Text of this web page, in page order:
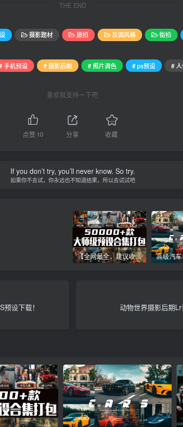
THE END
摄影题材 旅拍 灰调风格 街拍
手机预设 # 摄影后期 # 照片调色 # ps预设 #
喜欢就支持一下吧
点赞 10 分享 收藏
If you don’t try, you’ll never know. So try.
如果你不去试，你永远也不知道结果，所以去试试吧
【全网最全，建议收藏】5万多款Lr顶级调色预设合集，精心整理，分类清晰，摄影师调色师必备素材，够用一辈子！
设下载！
动物世界摄影后期